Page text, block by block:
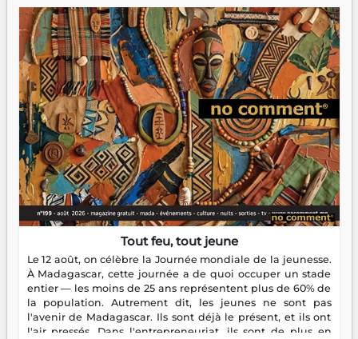
Tout feu, tout jeune
Le 12 août, on célèbre la Journée mondiale de la jeunesse.
À Madagascar, cette journée a de quoi occuper un stade
entier — les moins de 25 ans représentent plus de 60% de
la population. Autrement dit, les jeunes ne sont pas
l'avenir de Madagascar. Ils sont déjà le présent, et ils ont
l'air pressés. Dans l'entrepreneuriat, ils sont de plus en